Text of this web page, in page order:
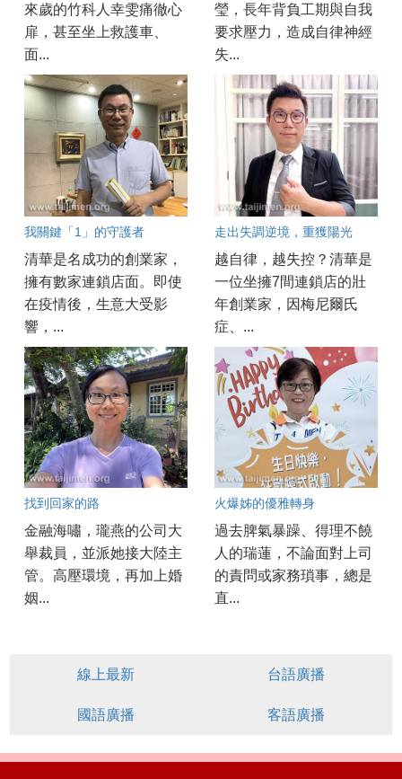
來歲的竹科人幸雯痛徹心
扉，甚至坐上救護車、
面...
瑩，長年背負工期與自我
要求壓力，造成自律神經
失...
我關鍵「1」的守護者
清華是名成功的創業家，
擁有數家連鎖店面。即使
在疫情後，生意大受影
響，...
走出失調逆境，重獲陽光
越自律，越失控？清華是
一位坐擁7間連鎖店的壯
年創業家，因梅尼爾氏
症、...
找到回家的路
金融海嘯，瓏燕的公司大
舉裁員，並派她接大陸主
管。高壓環境，再加上婚
姻...
火爆姊的優雅轉身
過去脾氣暴躁、得理不饒
人的瑞蓮，不論面對上司
的責問或家務瑣事，總是
直...
線上最新 台語廣播
國語廣播 客語廣播